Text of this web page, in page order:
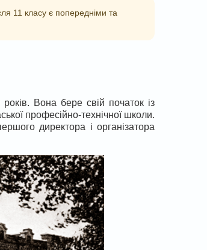
11 класу є попередніми та
Вона бере свій початок із
професійно-технічної школи.
директора і організатора